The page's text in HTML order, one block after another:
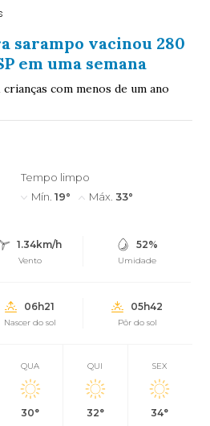
sarampo vacinou 280
em uma semana
com menos de um ano
Tempo limpo
Mín. 19° Máx. 33°
1.34km/h
Vento
52%
Umidade
06h21
Nascer do sol
05h42
Pôr do sol
QUA
30°
QUI
32°
SEX
34°